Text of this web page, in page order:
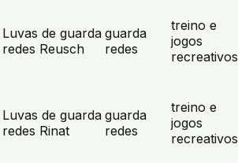
Luvas de guarda
redes Reusch
guarda
redes
treino e
jogos
recreativos
Luvas de guarda
redes Rinat
guarda
redes
treino e
jogos
recreativos